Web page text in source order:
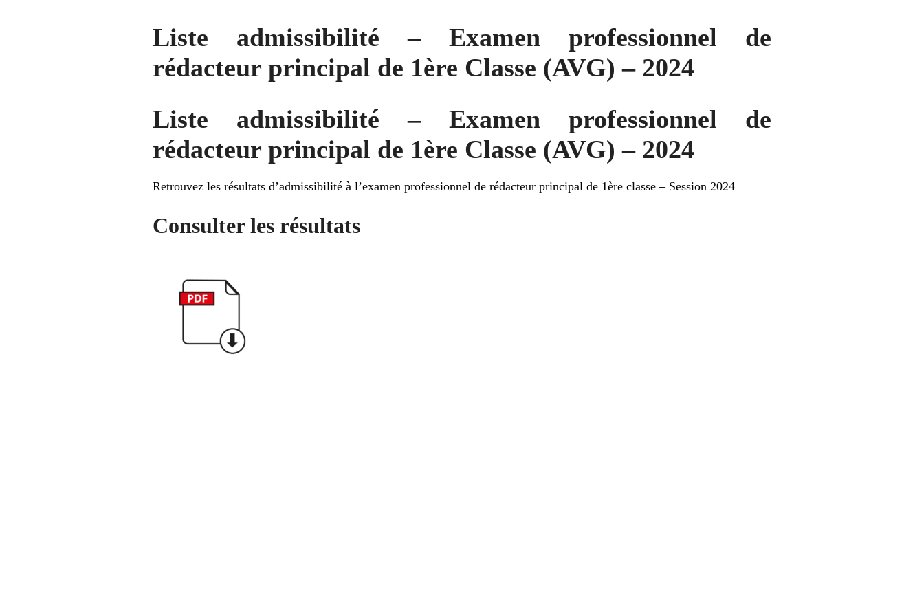
Liste admissibilité – Examen professionnel de
rédacteur principal de 1ère Classe (AVG) – 2024
Liste admissibilité – Examen professionnel de
rédacteur principal de 1ère Classe (AVG) – 2024
Retrouvez les résultats d’admissibilité à l’examen professionnel de rédacteur principal de 1ère classe – Session 2024
Consulter les résultats